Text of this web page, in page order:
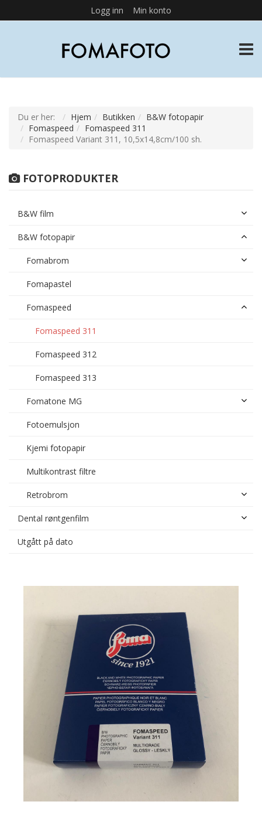
Logg inn Min konto
Du er her: Hjem Butikken
B&W fotopapir
Fomaspeed
Fomaspeed 311
Fomaspeed Variant 311, 10,5x14,8cm/100 sh.
FOTOPRODUKTER
B&W film
B&W fotopapir
Fomabrom
Fomapastel
Fomaspeed
Fomaspeed 311
Fomaspeed 312
Fomaspeed 313
Fomatone MG
Fotoemulsjon
Kjemi fotopapir
Multikontrast filtre
Retrobrom
Dental røntgenfilm
Utgått på dato